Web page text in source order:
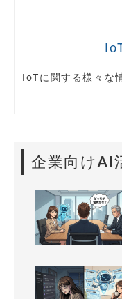
IoTに関する様々な
企業向けAI